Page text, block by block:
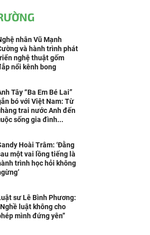
nhân Vũ Mạnh
và hành trình phát
nghệ thuật gốm
nổi kênh bong
Tây “Ba Em Bé Lai”
bó với Việt Nam: Từ
trai nước Anh đến
sống gia đình...
Hoài Trâm: ‘Đằng
một vai lồng tiếng là
trình học hỏi không
sư Lê Bình Phương:
luật không cho
mình đứng yên”